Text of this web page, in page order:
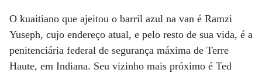
O kuaitiano que ajeitou o barril azul na van é Ramzi
Yuseph, cujo endereço atual, e pelo resto de sua vida, é a
penitenciária federal de segurança máxima de Terre
Haute, em Indiana. Seu vizinho mais próximo é Ted